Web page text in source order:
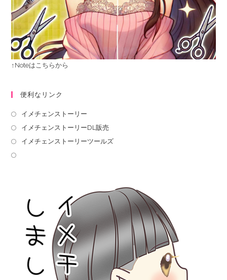
↑Noteはこちらから
便利なリンク
イメチェンストーリー
イメチェンストーリーDL販売
イメチェンストーリーツールズ